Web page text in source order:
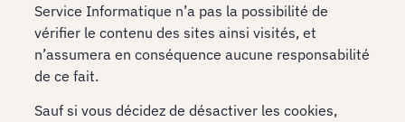
Service Informatique n’a pas la possibilité de
vérifier le contenu des sites ainsi visités, et
n’assumera en conséquence aucune responsabilité
de ce fait.
Sauf si vous décidez de désactiver les cookies,